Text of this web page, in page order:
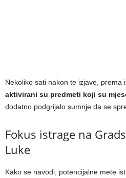
Nekoliko sati nakon te izjave, prema
aktivirani su predmeti koji su
dodatno podgrijalo sumnje da se
Fokus istrage na
Luke
Kako se navodi, potencijalne mete